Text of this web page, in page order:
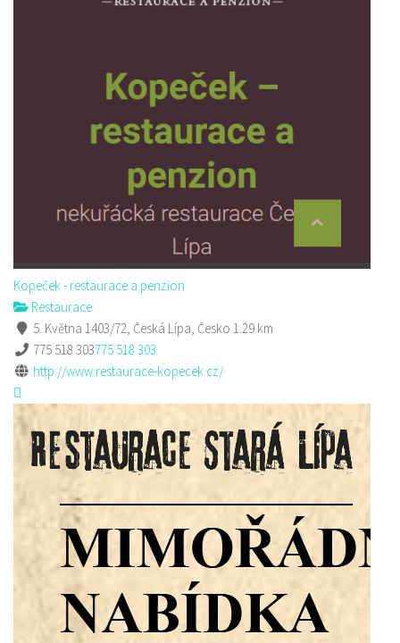
Kopeček - restaurace a penzion
Restaurace
5. Května 1403/72, Česká Lípa, Česko 1.29 km
775 518 303775 518 303
http://www.restaurace-kopecek.cz/